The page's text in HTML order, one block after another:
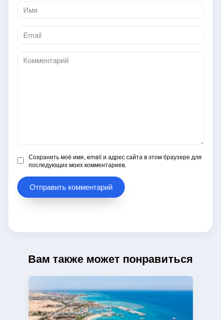
Имя
*
Email
*
Комментарий
Сохранить моё имя, email и адрес сайта в этом браузере для
последующих моих комментариев.
Вам также может понравиться